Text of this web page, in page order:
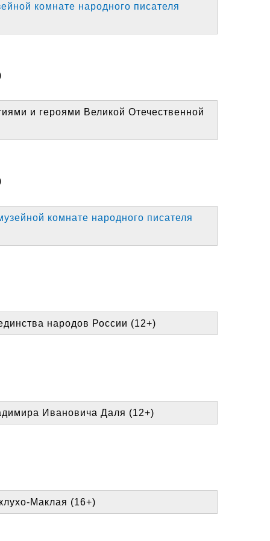
комнате народного писателя
и героями Великой Отечественной
комнате народного писателя
народов России (12+)
Ивановича Даля (12+)
Маклая (16+)